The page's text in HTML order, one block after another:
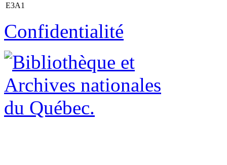
E3A1
Confidentialité